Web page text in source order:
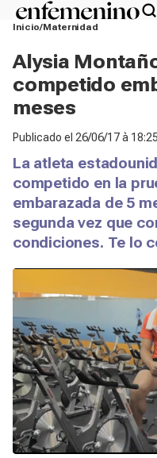
Inicio Maternidad
Alysia
competido
meses
Publicado el 26/06/17 à 18:25
La atleta
competido en la
embarazada de 5
segunda vez que
condiciones. Te lo